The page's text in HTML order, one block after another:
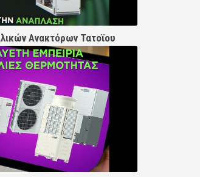
Ανακτόρων Τατοϊου